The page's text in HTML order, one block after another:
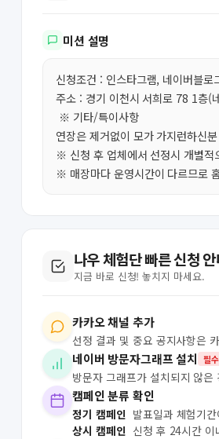
미션 설명
신청조건 : 인스타그램, 네이버블로
주소 : 경기 이천시 서희로 78 1층(
※ 기타/특이사항
연장은 제거없이 모가 가지런하신
※ 신청 후 업체에서 선정시 개별적
※ 매장마다 운영시간이 다르므로
나우 체험단 빠른 신청
지금 바로 신청! 놓치지 마세요.
카카오 채널 추가
선정 결과 및 중요 공지사항은
네이버 방문자그래프 설치 필수
방문자 그래프가 설치되지 않
캠페인 분류 확인
정기 캠페인 발표일과 체험기
상시 캠페인 신청 후 24시간